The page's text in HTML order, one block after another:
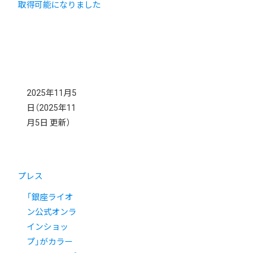
取得可能になりました
2025年11月5
日 （2025年11
月5日 更新）
プレス
「銀座ライオ
ン公式オンラ
インショッ
プ」がカラー